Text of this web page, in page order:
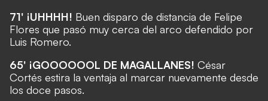
71' ¡UHHHH! Buen disparo de distancia de Felipe
Flores que pasó muy cerca del arco defendido por
Luis Romero.
65' ¡GOOOOOOL DE MAGALLANES! César
Cortés estira la ventaja al marcar nuevamente desde
los doce pasos.